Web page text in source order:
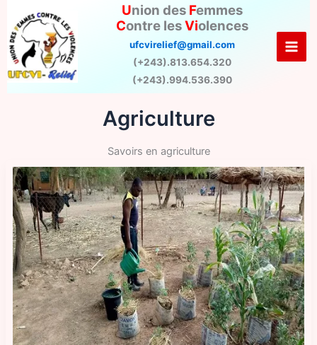
contenu
Union des Femmes
Contre lesViolences
ufcvirelief@gmail.com
(+243).813.654.320
(+243).994.536.390
Agriculture
Savoirs en agriculture